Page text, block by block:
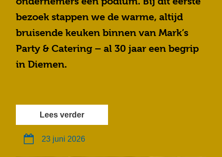
bezoek stappen we de warme, altijd
bruisende keuken binnen van Mark’s
Party & Catering – al 30 jaar een begrip
in Diemen.
Lees verder
23 juni 2026